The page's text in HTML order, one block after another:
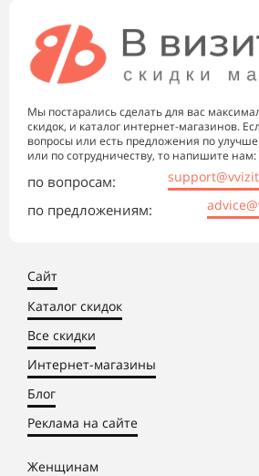
Мы постарались сделать для вас
скидок, и каталог интернет-магазинов.
вопросы или есть предложения по
или по сотрудничеству, то напишите нам:
по вопросам:
по предложениям:
Сайт
Каталог скидок
Все скидки
Интернет-магазины
Блог
Реклама на сайте
Женщинам